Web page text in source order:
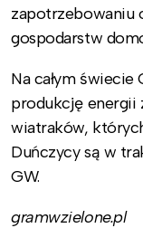
zapotrzebowaniu
gospodarstw
Na całym świecie
produkcję energii
wiatraków,
Duńczycy są w
GW.
gramwzielone.pl